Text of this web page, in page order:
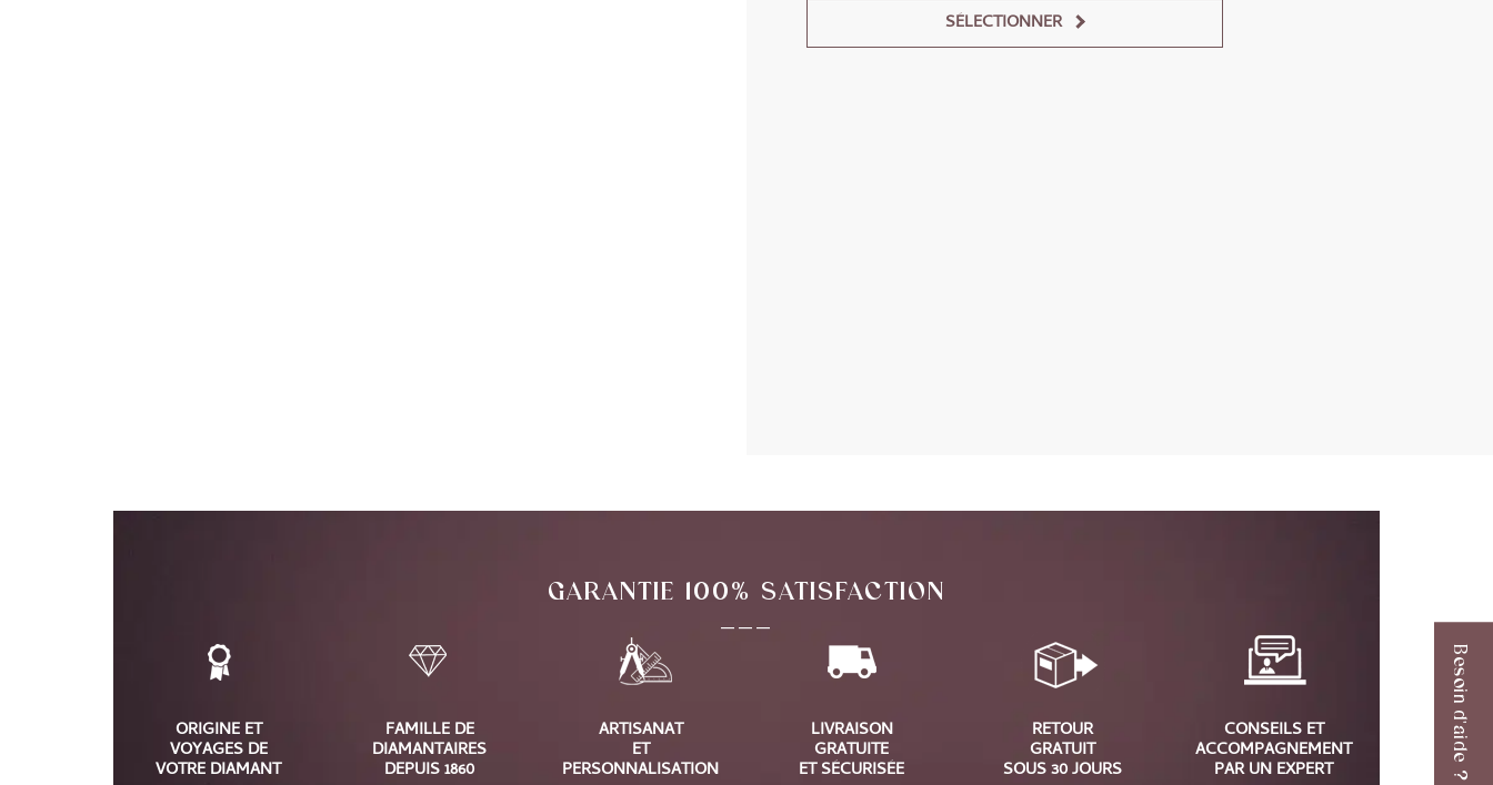
SÉLECTIONNER
GARANTIE 100% SATISFACTION
ORIGINE ET
VOYAGES DE
VOTRE DIAMANT
FAMILLE DE
DIAMANTAIRES
DEPUIS 1860
ARTISANAT
ET
PERSONNALISATION
LIVRAISON
GRATUITE
ET SÉCURISÉE
RETOUR
GRATUIT
SOUS 30 JOURS
CONSEILS ET
ACCOMPAGNEMENT
PAR UN EXPERT Besoin d'aide ?